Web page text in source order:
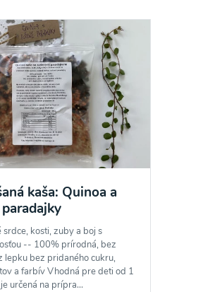
kaša: Quinoa a
srdce, kosti, zuby a boj s
-- 100% prírodná, bez
lepku bez pridaného cukru,
a farbív Vhodná pre deti od 1
určená na prípra...